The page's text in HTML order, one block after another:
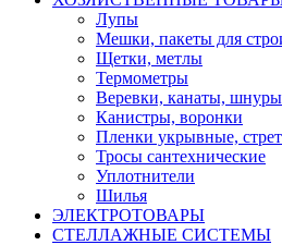
Лупы
Мешки, пакеты для
Щетки, метлы
Термометры
Веревки, канаты, шнуры
Канистры, воронки
Пленки укрывные,
Тросы сантехнические
Уплотнители
Шилья
ЭЛЕКТРОТОВАРЫ
СТЕЛЛАЖНЫЕ СИСТЕМЫ